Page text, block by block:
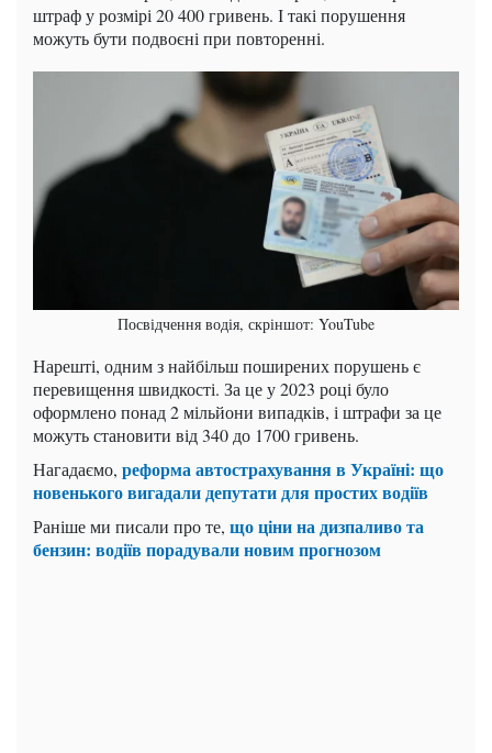
штраф у розмірі 20 400 гривень. І такі порушення
можуть бути подвоєні при повторенні.
Посвідчення водія, скріншот: YouTube
Нарешті, одним з найбільш поширених порушень є
перевищення швидкості. За це у 2023 році було
оформлено понад 2 мільйони випадків, і штрафи за це
можуть становити від 340 до 1700 гривень.
Нагадаємо, реформа автострахування в Україні: що
новенького вигадали депутати для простих водіїв
Раніше ми писали про те, що ціни на дизпаливо та
бензин: водіїв порадували новим прогнозом